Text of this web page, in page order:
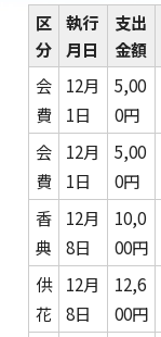
区
分
執行
月日
支出
金額
会
費
12月
1日
5,00
0円
会
費
12月
1日
5,00
0円
香
典
12月
8日
10,0
00円
供
花
12月
8日
12,6
00円